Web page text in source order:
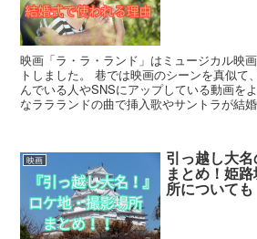
映画「ラ・ラ・ランド」はミュージカル映
トしました。 巷では映画のシーンを真似て
んでいる人やSNSにアップしている動画を
なララランドの曲で挿入歌やサントラが結
映画 引っ越し大
まとめ！姫
所についても